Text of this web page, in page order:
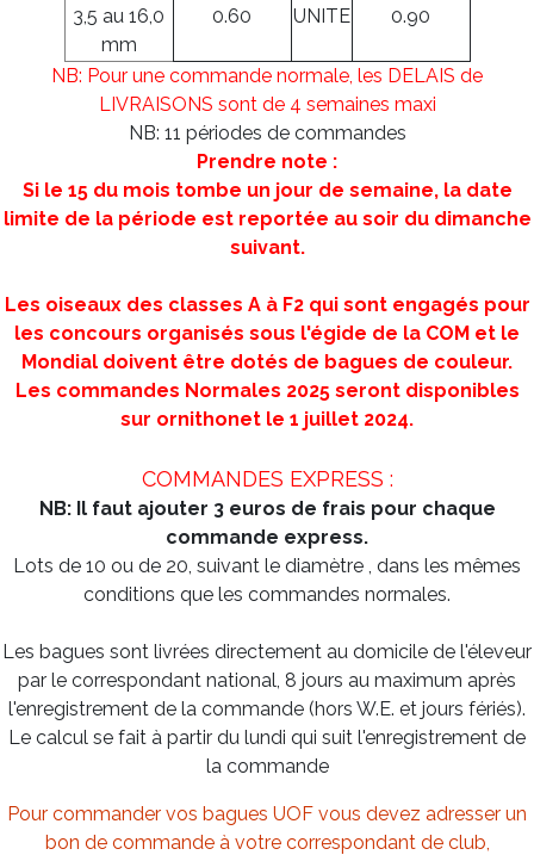
3,5 au 16,0
mm
0.60 UNITE 0.90
NB: Pour une commande normale, les DELAIS de
LIVRAISONS sont de 4 semaines maxi
NB: 11 périodes de commandes
Prendre note :
Si le 15 du mois tombe un jour de semaine, la date
limite de la période est reportée au soir du dimanche
suivant.
Les oiseaux des classes A à F2 qui sont engagés pour
les concours organisés sous l'égide de la COM et le
Mondial doivent être dotés de bagues de couleur.
Les commandes Normales 2025 seront disponibles
sur ornithonet le 1 juillet 2024.
COMMANDES EXPRESS :
NB: Il faut ajouter 3 euros de frais pour chaque
commande express.
Lots de 10 ou de 20, suivant le diamètre , dans les mêmes
conditions que les commandes normales.
Les bagues sont livrées directement au domicile de l'éleveur
par le correspondant national, 8 jours au maximum après
l'enregistrement de la commande (hors W.E. et jours fériés).
Le calcul se fait à partir du lundi qui suit l'enregistrement de
la commande
Pour commander vos bagues UOF vous devez adresser un
bon de commande à votre correspondant de club,